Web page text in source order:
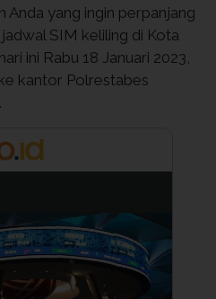
Anda yang ingin perpanjang
SIM keliling di Kota
ini Rabu 18 Januari 2023,
kantor Polrestabes